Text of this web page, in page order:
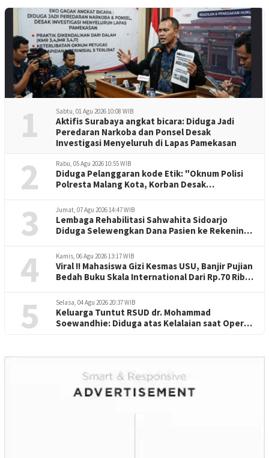
1 Sabtu, 01 Agu 2026 10:08 WIB
Aktifis Surabaya angkat bicara: Diduga Jadi
Peredaran Narkoba dan Ponsel Desak
Investigasi Menyeluruh di Lapas Pamekasan
2 Rabu, 05 Agu 2026 10:55 WIB
Diduga Pelanggaran kode Etik: "Oknum Polisi
Polresta Malang Kota, Korban Desak
3 Jumat, 07 Agu 2026 14:47 WIB
Lembaga Rehabilitasi Sahwahita Sidoarjo
Diduga Selewengkan Dana Pasien ke Rekening
4 Kamis, 06 Agu 2026 13:17 WIB
Viral !! Mahasiswa Gizi Kesmas USU, Banjir Pujian
Bedah Buku Skala International Dari Rp.70 Ribu
5 Selasa, 04 Agu 2026 20:37 WIB
Keluarga Tuntut RSUD dr. Mohammad
Soewandhie: Diduga atas Kelalaian saat Operasi